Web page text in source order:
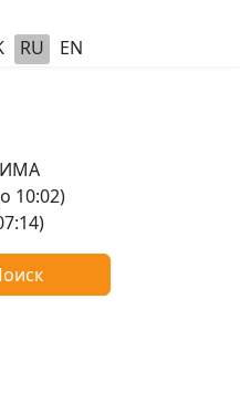
RU EN
10:02)